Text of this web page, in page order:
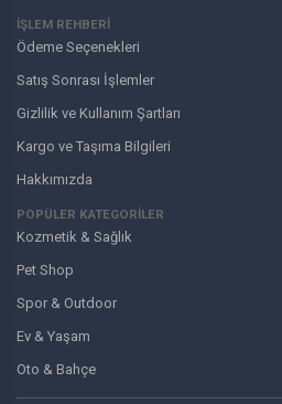
İŞLEM REHBERİ
Ödeme Seçenekleri
Satış Sonrası İşlemler
Gizlilik ve Kullanım Şartları
Kargo ve Taşıma Bilgileri
Hakkımızda
POPÜLER KATEGORİLER
Kozmetik & Sağlık
Pet Shop
Spor & Outdoor
Ev & Yaşam
Oto & Bahçe